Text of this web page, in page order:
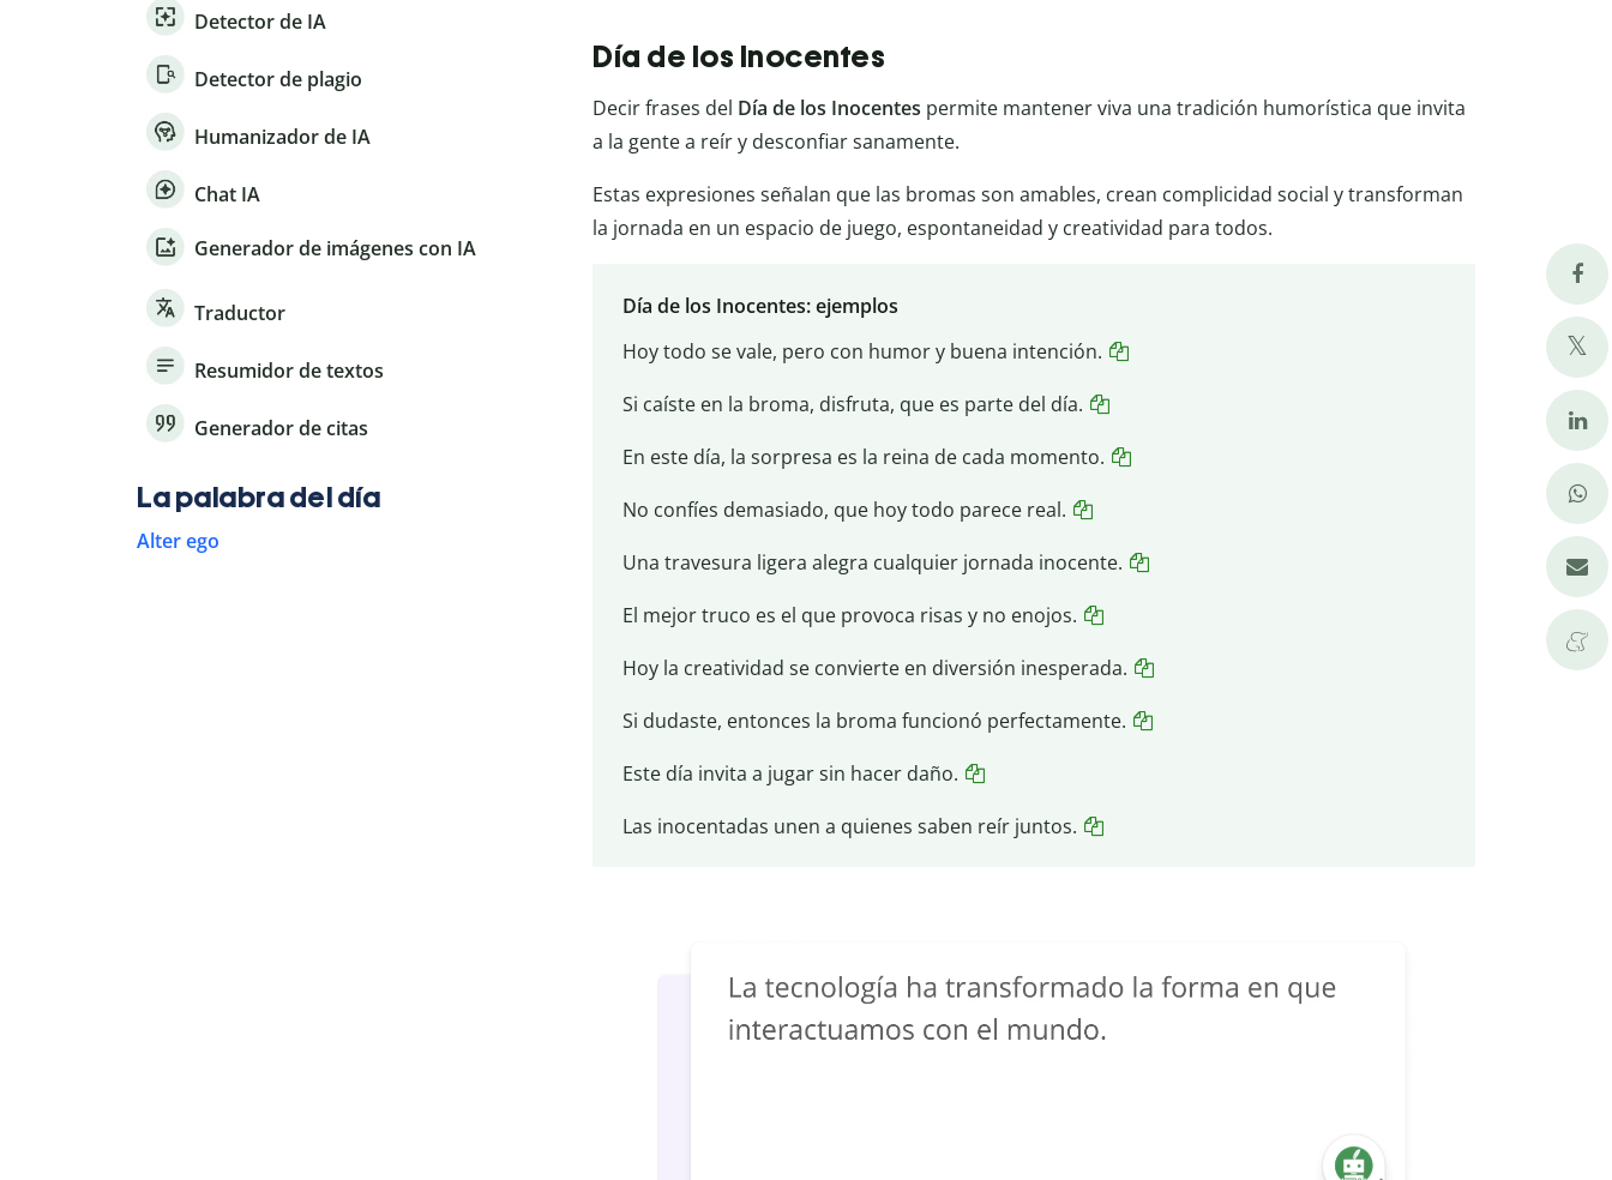
Día de los Inocentes
Decir frases del Día de los Inocentes permite mantener viva una tradición humorística que invita
a la gente a reír y desconfiar sanamente.
Estas expresiones señalan que las bromas son amables, crean complicidad social y transforman
la jornada en un espacio de juego, espontaneidad y creatividad para todos.
Día de los Inocentes: ejemplos
Hoy todo se vale, pero con humor y buena intención.
Si caíste en la broma, disfruta, que es parte del día.
En este día, la sorpresa es la reina de cada momento.
No confíes demasiado, que hoy todo parece real.
Una travesura ligera alegra cualquier jornada inocente.
El mejor truco es el que provoca risas y no enojos.
Hoy la creatividad se convierte en diversión inesperada.
Si dudaste, entonces la broma funcionó perfectamente.
Este día invita a jugar sin hacer daño.
Las inocentadas unen a quienes saben reír juntos.
Detector de IA
Detector de plagio
Humanizador de IA
Chat IA
Generador de imágenes con IA
Traductor
Resumidor de textos
Generador de citas
La palabra del día
Alter ego